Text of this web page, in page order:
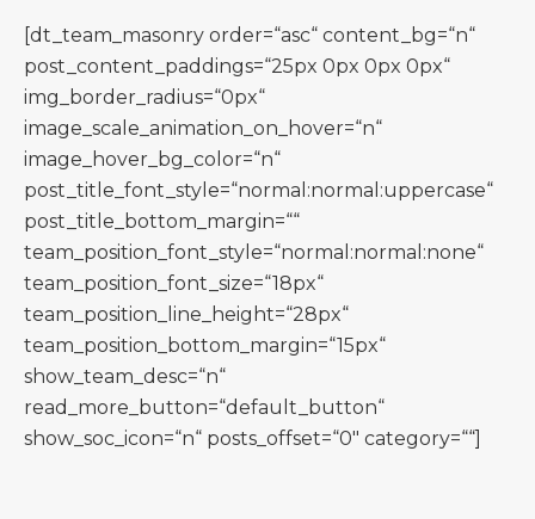
[dt_team_masonry order=“asc“ content_bg=“n“
post_content_paddings=“25px 0px 0px 0px“
img_border_radius=“0px“
image_scale_animation_on_hover=“n“
image_hover_bg_color=“n“
post_title_font_style=“normal:normal:uppercase“
post_title_bottom_margin=““
team_position_font_style=“normal:normal:none“
team_position_font_size=“18px“
team_position_line_height=“28px“
team_position_bottom_margin=“15px“
show_team_desc=“n“
read_more_button=“default_button“
show_soc_icon=“n“ posts_offset=“0″ category=““]